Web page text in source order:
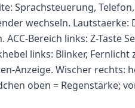
Sprachsteuerung,
wechseln.
Bereich links: Z-Taste
links: Blinker, Fernlicht
Anzeige. Wischer rechts:
oben = Regenstärke;